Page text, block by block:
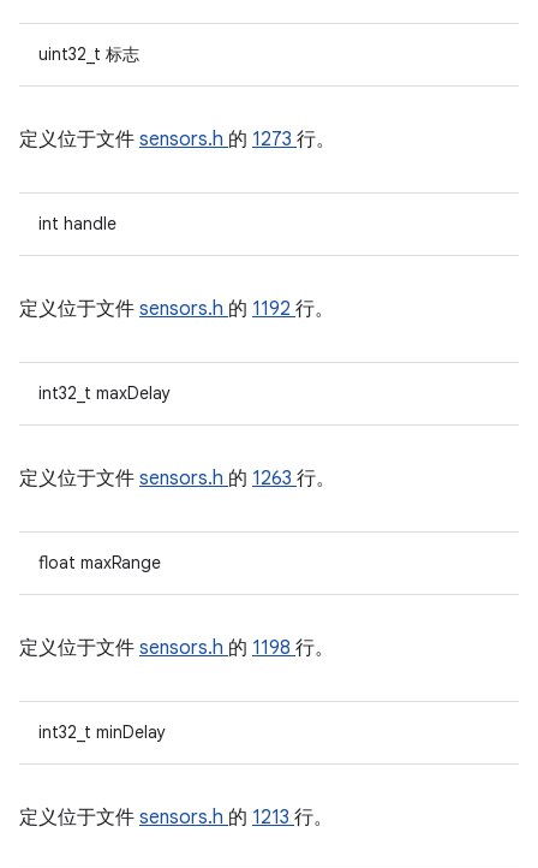
uint32_t 标志
定义位于文件 sensors.h 的 1273 行。
int handle
定义位于文件 sensors.h 的 1192 行。
int32_t maxDelay
定义位于文件 sensors.h 的 1263 行。
float maxRange
定义位于文件 sensors.h 的 1198 行。
int32_t minDelay
定义位于文件 sensors.h 的 1213 行。